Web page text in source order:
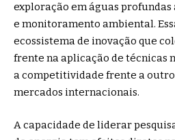
exploração em águas profundas
e monitoramento ambiental.
ecossistema de inovação que
frente na aplicação de técnicas
a competitividade frente a
mercados internacionais.
A capacidade de liderar